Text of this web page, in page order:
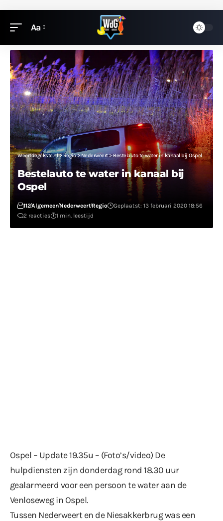
Aa
Weertdegekste.nl>Regio>Nederweert>Bestelauto te water in kanaal bij Ospel
Bestelauto te water in kanaal bij
Ospel
112AlgemeenNederweertRegio
Geplaatst: 13 februari 2020 18:56
2 reacties
1 min. leestijd
Ospel – Update 19.35u – (Foto’s/video) De
hulpdiensten zijn donderdag rond 18.30 uur
gealarmeerd voor een persoon te water aan de
Venloseweg in Ospel.
Tussen Nederweert en de Niesakkerbrug was een